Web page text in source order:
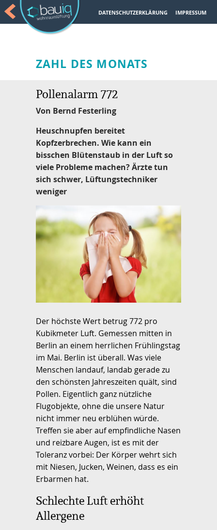
DATENSCHUTZERKLÄRUNG IMPRESSUM
ZAHL DES MONATS
Pollenalarm 772
Von Bernd Festerling
Heuschnupfen bereitet
Kopfzerbrechen. Wie kann ein
bisschen Blütenstaub in der Luft so
viele Probleme machen? Ärzte tun
sich schwer, Lüftungstechniker
weniger
Der höchste Wert betrug 772 pro
Kubikmeter Luft. Gemessen mitten in
Berlin an einem herrlichen Frühlingstag
im Mai. Berlin ist überall. Was viele
Menschen landauf, landab gerade zu
den schönsten Jahreszeiten quält, sind
Pollen. Eigentlich ganz nützliche
Flugobjekte, ohne die unsere Natur
nicht immer neu erblühen würde.
Treffen sie aber auf empfindliche Nasen
und reizbare Augen, ist es mit der
Toleranz vorbei: Der Körper wehrt sich
mit Niesen, Jucken, Weinen, dass es ein
Erbarmen hat.
Schlechte Luft erhöht
Allergene